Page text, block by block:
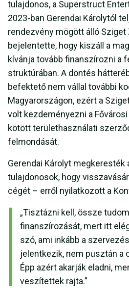
tulajdonos, a Superstruct
2023-ban Gerendai Károlytól
rendezvény mögött álló
bejelentette, hogy kiszáll a
kívánja tovább finanszírozni a
struktúrában. A döntés
befektető nem vállal további
Magyarországon, ezért a
volt kezdeményezni a Fővárosi
kötött területhasználati
felmondását.
Gerendai Károlyt megkeresték
tulajdonosok, hogy
cégét – erről nyilatkozott a
„Tisztázni kell, össze
finanszírozását, mert itt
szó, ami inkább a
jelentkezik, nem pusztán a
Épp azért akarják eladni,
veszítettek rajta.”